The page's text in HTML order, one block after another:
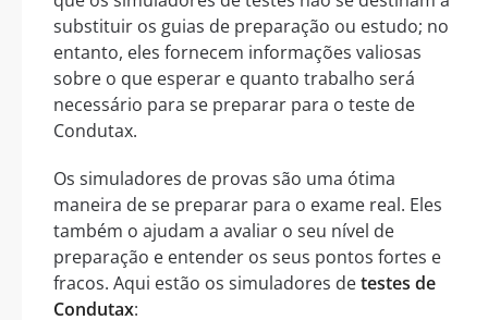
substituir os guias de preparação ou estudo; no
entanto, eles fornecem informações valiosas
sobre o que esperar e quanto trabalho será
necessário para se preparar para o teste de
Condutax.
Os simuladores de provas são uma ótima
maneira de se preparar para o exame real. Eles
também o ajudam a avaliar o seu nível de
preparação e entender os seus pontos fortes e
fracos. Aqui estão os simuladores detestes de
Condutax: